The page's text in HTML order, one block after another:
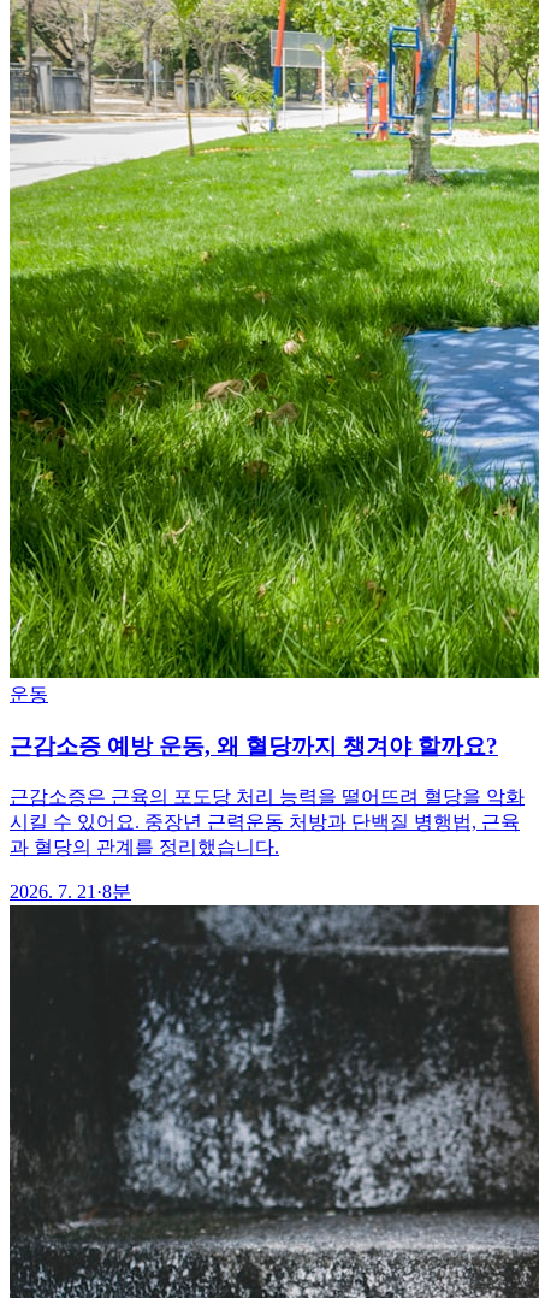
운동
근감소증 예방 운동, 왜 혈당까지 챙겨야 할까요?
근감소증은 근육의 포도당 처리 능력을 떨어뜨려 혈당을 악화
시킬 수 있어요. 중장년 근력운동 처방과 단백질 병행법, 근육
과 혈당의 관계를 정리했습니다.
2026. 7. 21 ·8분